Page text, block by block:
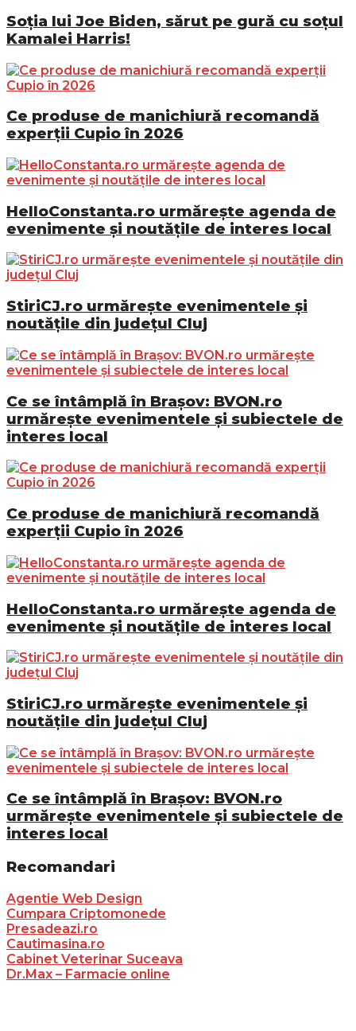
Soția lui Joe Biden, sărut pe gură cu soțul
Kamalei Harris!
Ce produse de manichiură recomandă
experții Cupio în 2026
HelloConstanta.ro urmărește agenda de
evenimente și noutățile de interes local
StiriCJ.ro urmărește evenimentele și
noutățile din județul Cluj
Ce se întâmplă în Brașov: BVON.ro
urmărește evenimentele și subiectele de
interes local
Ce produse de manichiură recomandă
experții Cupio în 2026
HelloConstanta.ro urmărește agenda de
evenimente și noutățile de interes local
StiriCJ.ro urmărește evenimentele și
noutățile din județul Cluj
Ce se întâmplă în Brașov: BVON.ro
urmărește evenimentele și subiectele de
interes local
Recomandari
Agentie Web Design
Cumpara Criptomonede
Presadeazi.ro
Cautimasina.ro
Cabinet Veterinar Suceava
Dr.Max – Farmacie online